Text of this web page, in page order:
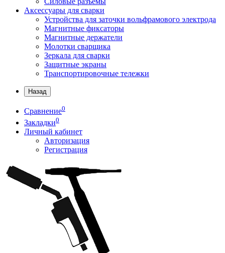
Аксессуары для сварки
Устройства для заточки вольфрамового электрода
Магнитные фиксаторы
Магнитные держатели
Молотки сварщика
Зеркала для сварки
Защитные экраны
Транспортировочные тележки
Назад
Сравнение0
Закладки0
Личный кабинет
Авторизация
Регистрация